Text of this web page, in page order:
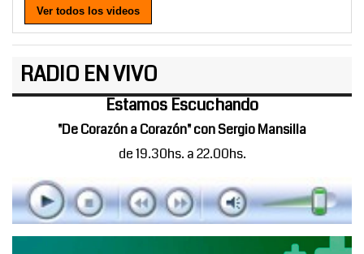
Ver todos los videos
RADIO EN VIVO
Estamos Escuchando
"De Corazón a Corazón" con Sergio Mansilla
de 19.30hs. a 22.00hs.